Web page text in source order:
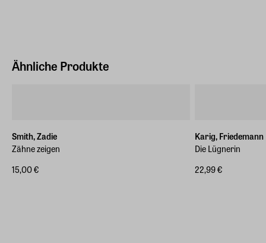
Ähnliche Produkte
Smith, Zadie
Zähne zeigen
15,00 €
Karig, Friedemann
Die Lügnerin
22,99 €